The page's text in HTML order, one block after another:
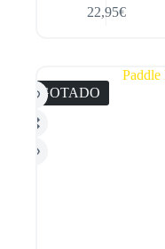
22,95€
AGOTADO